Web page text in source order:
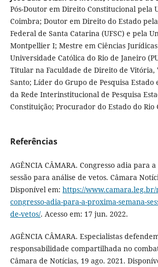
Pós-Doutor em Direito Constitucional pela
Coimbra; Doutor em Direito do Estado
Federal de Santa Catarina (UFSC) e pela
Montpellier I; Mestre em Ciências
Universidade Católica do Rio de Janeiro
Titular na Faculdade de Direito de
Santo; Líder do Grupo de Pesquisa Estado
da Rede Interinstitucional de Pesquisa
Constituição; Procurador do Estado do Rio
Referências
AGÊNCIA CÂMARA. Congresso adia para
sessão para análise de vetos. Câmara
Disponível em: https://www.camara.leg.br/
congresso-adia-para-a-proxima-semana-
de-vetos/. Acesso em: 17 jun. 2022.
AGÊNCIA CÂMARA. Especialistas
responsabilidade compartilhada no
Câmara de Notícias, 19 ago. 2021.